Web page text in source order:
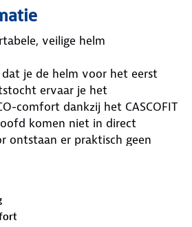
veilige helm
je de helm voor het eerst
ervaar je het
comfort dankzij het CASCOFIT
komen niet in direct
ontstaan ​​er praktisch geen
rond het hoofd en dus voor